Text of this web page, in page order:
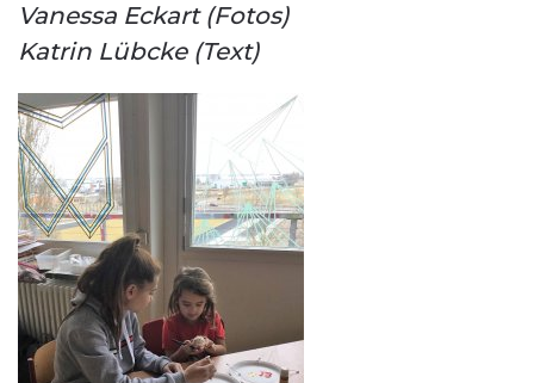
Vanessa Eckart (Fotos)
Katrin Lübcke (Text)